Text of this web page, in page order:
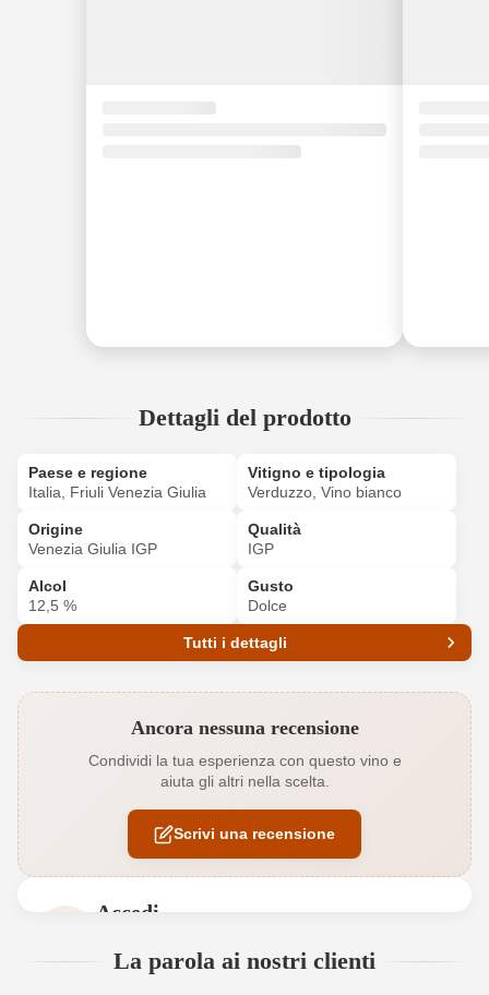
Dettagli del prodotto
Paese e regione
Italia, Friuli Venezia Giulia
Vitigno e tipologia
Verduzzo, Vino bianco
Origine
Venezia Giulia IGP
Qualità
IGP
Alcol
12,5 %
Gusto
Dolce
Tutti i dettagli
Abbinamenti Dessert
Annata 2024
Colore dell'uva Bianco
Ancora nessuna recensione
Condividi la tua esperienza con questo vino e
aiuta gli altri nella scelta.
Scrivi una recensione
Accedi
ancora registrato?
La parola ai nostri clienti